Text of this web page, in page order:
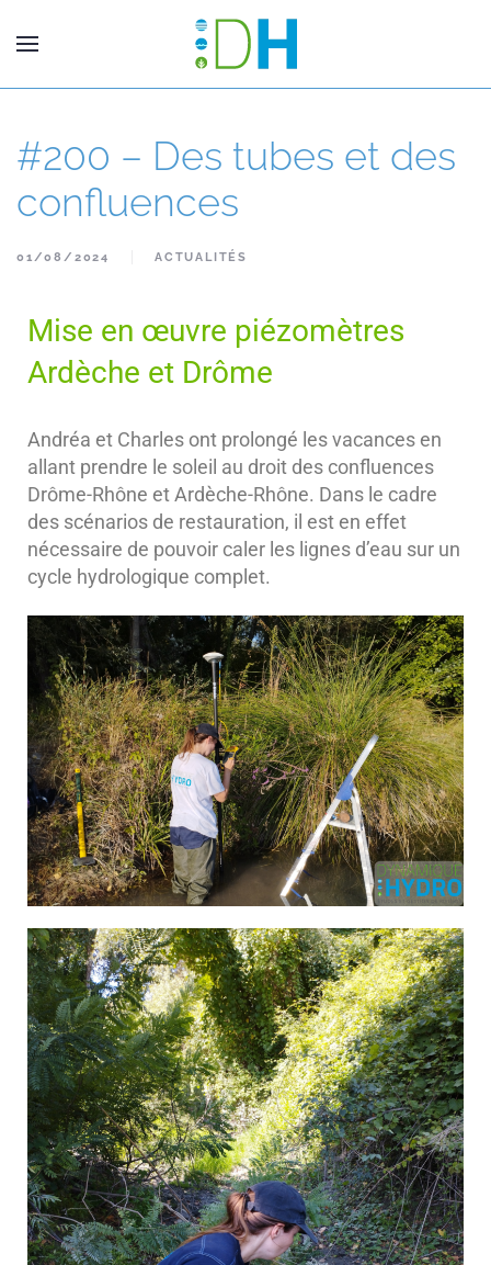
#200 – Des tubes et des
confluences
01/08/2024 ACTUALITÉS
Mise en œuvre piézomètres
Ardèche et Drôme
Andréa et Charles ont prolongé les vacances en
allant prendre le soleil au droit des confluences
Drôme-Rhône et Ardèche-Rhône. Dans le cadre
des scénarios de restauration, il est en effet
nécessaire de pouvoir caler les lignes d’eau sur un
cycle hydrologique complet.